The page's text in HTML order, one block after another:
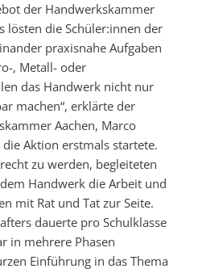
der Handwerkskammer
lösten die Schüler:innen der
praxisnahe Aufgaben
, Metall- oder
das Handwerk nicht nur
machen“, erklärte der
Aachen, Marco
Aktion erstmals startete.
zu werden, begleiteten
Handwerk die Arbeit und
mit Rat und Tat zur Seite.
dauerte pro Schulklasse
in mehrere Phasen
Einführung in das Thema